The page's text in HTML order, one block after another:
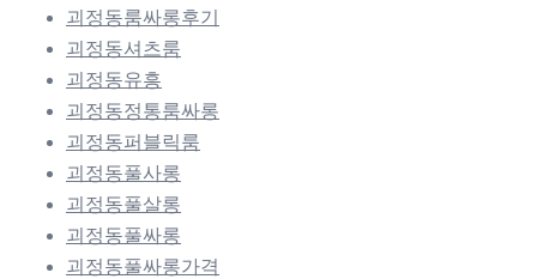
괴정동룸싸롱후기
괴정동셔츠룸
괴정동유흥
괴정동정통룸싸롱
괴정동퍼블릭룸
괴정동풀사롱
괴정동풀살롱
괴정동풀싸롱
괴정동풀싸롱가격